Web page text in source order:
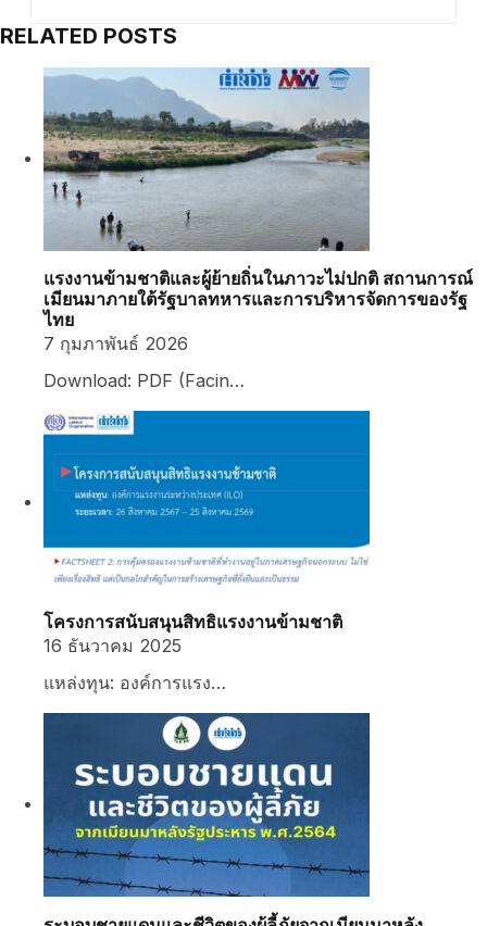
RELATED POSTS
แรงงานข้ามชาติและผู้ย้ายถิ่นในภาวะไม่ปกติ สถานการณ์
เมียนมาภายใต้รัฐบาลทหารและการบริหารจัดการของรัฐ
ไทย
7 กุมภาพันธ์ 2026
Download: PDF (Facin…
โครงการสนับสนุนสิทธิแรงงานข้ามชาติ
16 ธันวาคม 2025
แหล่งทุน: องค์การแรง…